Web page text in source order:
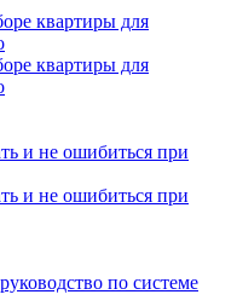
квартиры для
квартиры для
и не ошибиться при
и не ошибиться при
по системе